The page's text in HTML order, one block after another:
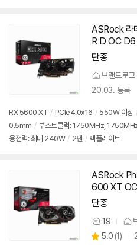
ASRock 라
R D OC
단종
브랜드로그
20.03. 등록
RX 5600 XT / PCIe4.0x16 / 550W 이상 /
0.5mm / 부스트클럭: 1750MHz,
용전력: 최대 240W / 2팬 / 백플레이트
ASRock
600 XT
단종
상
품
19
별
5.0 (상
1)